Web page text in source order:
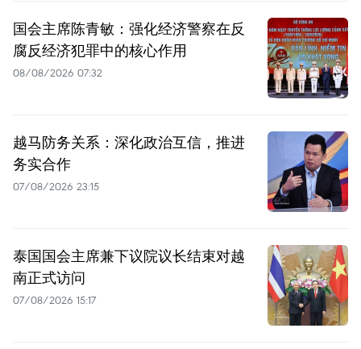
国会主席陈青敏：强化经济警察在反
腐反经济犯罪中的核心作用
08/08/2026 07:32
越马防务关系：深化政治互信，推进
务实合作
07/08/2026 23:15
泰国国会主席兼下议院议长结束对越
南正式访问
07/08/2026 15:17